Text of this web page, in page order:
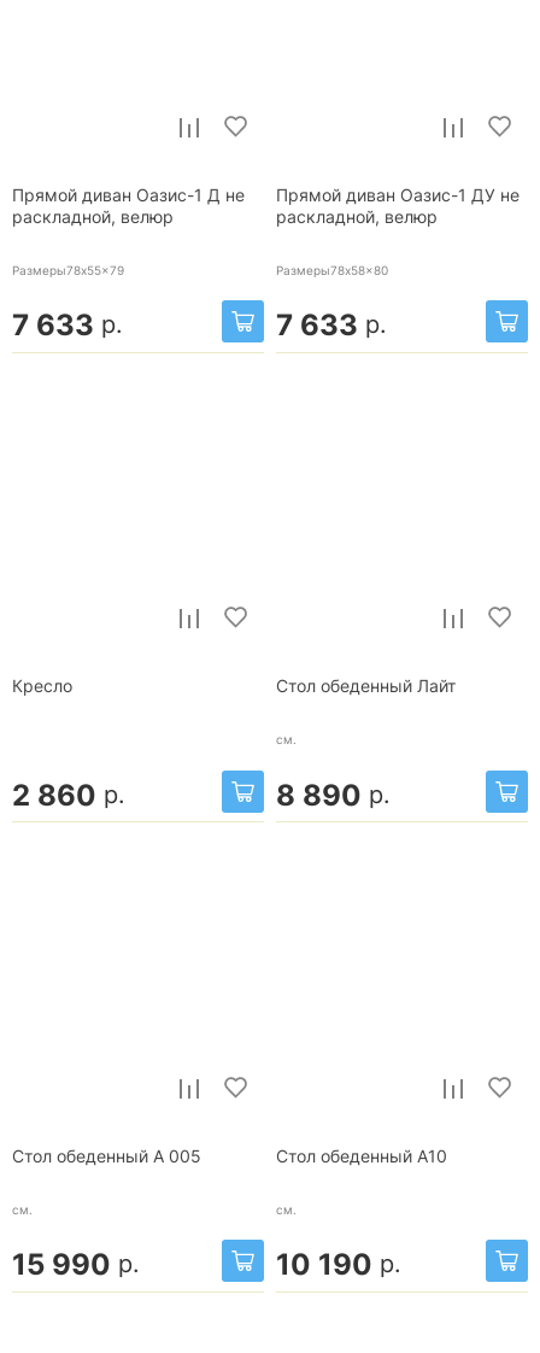
Прямой диван Оазис-1 Д не
раскладной, велюр
Размеры78x55x79
7 633 р.
Прямой диван Оазис-1 ДУ не
раскладной, велюр
Размеры78x58x80
7 633 р.
Кресло
2 860 р.
Стол обеденный Лайт
см.
8 890 р.
Стол обеденный A 005
см.
15 990 р.
Стол обеденный A10
см.
10 190 р.